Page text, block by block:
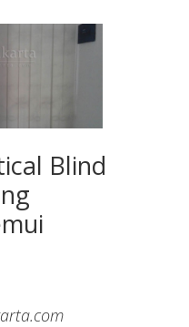
Blind